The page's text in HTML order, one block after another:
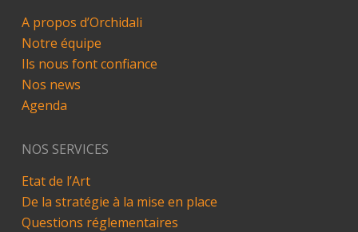
A propos d’Orchidali
Notre équipe
Ils nous font confiance
Nos news
Agenda
NOS SERVICES
Etat de l’Art
De la stratégie à la mise en place
Questions réglementaires